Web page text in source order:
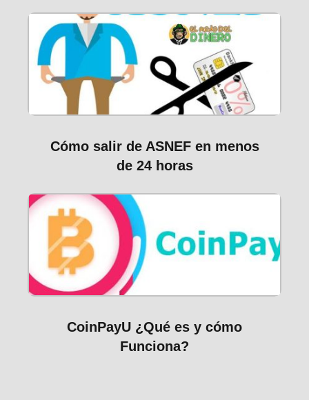
Cómo salir de ASNEF en menos
de 24 horas
CoinPayU ¿Qué es y cómo
Funciona?